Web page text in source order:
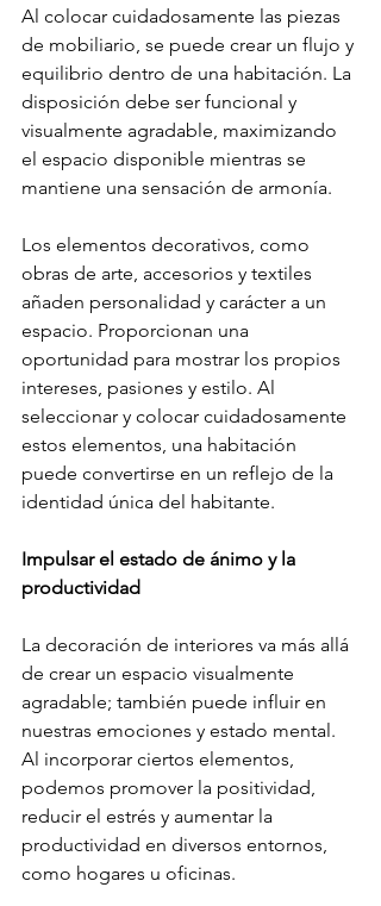
Al colocar cuidadosamente las piezas
de mobiliario, se puede crear un flujo y
equilibrio dentro de una habitación. La
disposición debe ser funcional y
visualmente agradable, maximizando
el espacio disponible mientras se
mantiene una sensación de armonía.
Los elementos decorativos, como
obras de arte, accesorios y textiles
añaden personalidad y carácter a un
espacio. Proporcionan una
oportunidad para mostrar los propios
intereses, pasiones y estilo. Al
seleccionar y colocar cuidadosamente
estos elementos, una habitación
puede convertirse en un reflejo de la
identidad única del habitante.
Impulsar el estado de ánimo y la
productividad
La decoración de interiores va más allá
de crear un espacio visualmente
agradable; también puede influir en
nuestras emociones y estado mental.
Al incorporar ciertos elementos,
podemos promover la positividad,
reducir el estrés y aumentar la
productividad en diversos entornos,
como hogares u oficinas.